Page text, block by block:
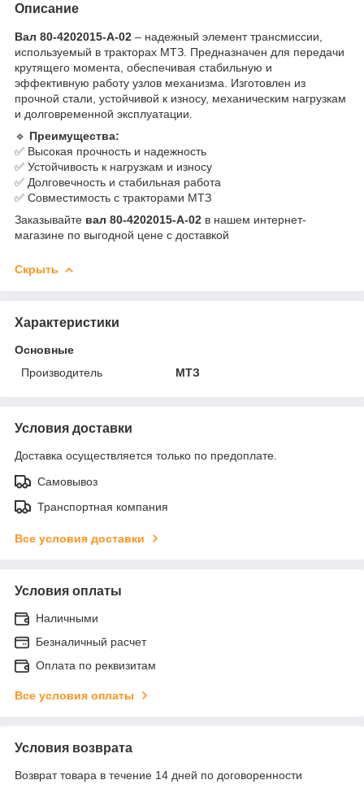
Описание
Вал 80-4202015-А-02 – надежный элемент трансмиссии,
используемый в тракторах МТЗ. Предназначен для передачи
крутящего момента, обеспечивая стабильную и
эффективную работу узлов механизма. Изготовлен из
прочной стали, устойчивой к износу, механическим нагрузкам
и долговременной эксплуатации.
🔹 Преимущества:
✅ Высокая прочность и надежность
✅ Устойчивость к нагрузкам и износу
✅ Долговечность и стабильная работа
✅ Совместимость с тракторами МТЗ
Заказывайте вал 80-4202015-А-02 в нашем интернет-
магазине по выгодной цене с доставкой
Скрыть
Характеристики
Основные
Производитель
МТЗ
Условия доставки
Доставка осуществляется только по предоплате.
Самовывоз
Транспортная компания
Все условия доставки
Условия оплаты
Наличными
Безналичный расчет
Оплата по реквизитам
Все условия оплаты
Условия возврата
Возврат товара в течение 14 дней по договоренности